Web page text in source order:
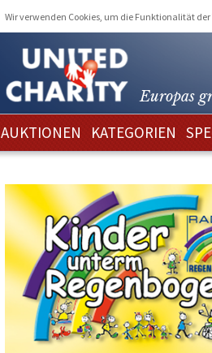
Wir verwenden Cookies, um die Funktionalität
Europas
AUKTIONEN KATEGORIEN